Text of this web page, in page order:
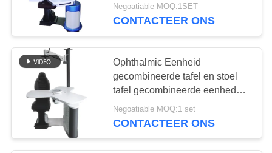
Universeel
Proefkader
stoel Kleur
Negoatiable MOQ:1SET
CONTACTEER ONS
Ophthalmic Eenheid
gecombineerde tafel en stoel
tafel gecombineerde eenheden
LED-lamp 24V 3W Drie
instrumenten Arm omhoog en
Negoatiable MOQ:1 set
CONTACTEER ONS